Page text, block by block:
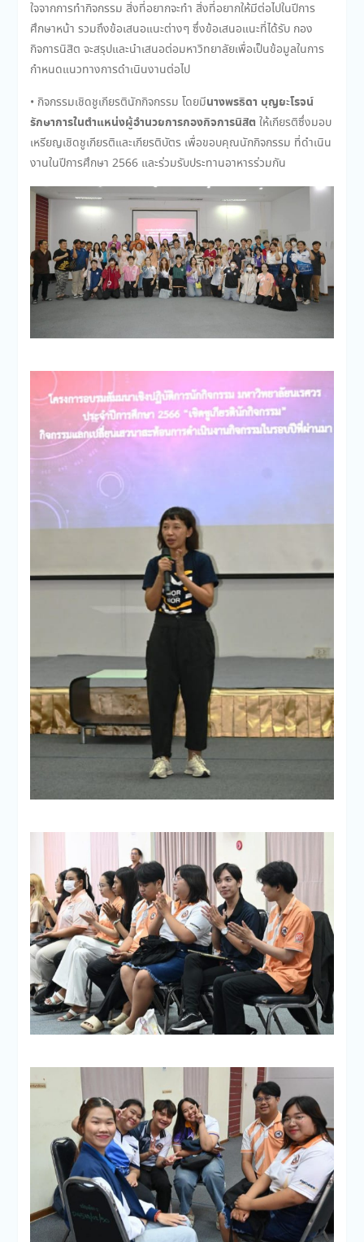
ใจจากการทำกิจกรรม สิ่งที่อยากจะทำ สิ่งที่อยากให้มีต่อไปในปีการ
ศึกษาหน้า รวมถึงข้อเสนอแนะต่างๆ ซึ่งข้อเสนอแนะที่ได้รับ กอง
กิจการนิสิต จะสรุปและนำเสนอต่อมหาวิทยาลัยเพื่อเป็นข้อมูลในการ
กำหนดแนวทางการดำเนินงานต่อไป
• กิจกรรมเชิดชูเกียรตินักกิจกรรม โดยมีนางพรธิดา บุญยะโรจน์
รักษาการในตำแหน่งผู้อำนวยการกองกิจการนิสิตให้เกียรติซึ่งมอบ
เหรียญเชิดชูเกียรติและเกียรติบัตร เพื่อขอบคุณนักกิจกรรม ที่ดำเนิน
งานในปีการศึกษา 2566 และร่วมรับประทานอาหารร่วมกัน